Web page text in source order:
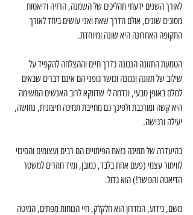
לאורך השנים ידעתי תהליכים של השמנה, הרזיה ודיאטות
מסוגים שונים, אולם הדרך שאת ואני עושים ביחד לאורך
התקופה האחרונה היא שונה ומיוחדת.
הטמעת התזונה הנכונה כדרך חיים וההצלחה להקפיד על
שילוב של תזונה ונכונה וכושר גופני הם אינם דברים שבאים
לכולם באופן טבעי, ונדמה לי שדווקא לרוב האנשים המשימה
היא קשה ומורכבת ולפיכך גם מחייבת תמיכה חיצונית, נחושה,
יעילה ורגישה.
בהיעדרה של תמיכה כזאת הפיתויים הם רבים ועצומים והסיכוי
לוויתור עצמי (פעם אחת בלבד, כמובן, ומיד חוזרים למשטר
הדיאטה והכושר!) הוא גדול.
משם, כידוע, המדרון הוא חלקלק, חיי הנוחות מפתים, המיטה